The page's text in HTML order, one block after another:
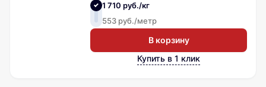
1 710 руб./кг
553 руб./метр
В корзину
Купить в 1 клик